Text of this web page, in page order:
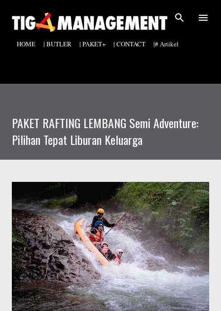
HOME | BUTLER | PAKET+ | CONTACT |# Artikel
PAKET RAFTING LEMBANG Semi Adventure:
Pilihan Tepat Liburan Keluarga